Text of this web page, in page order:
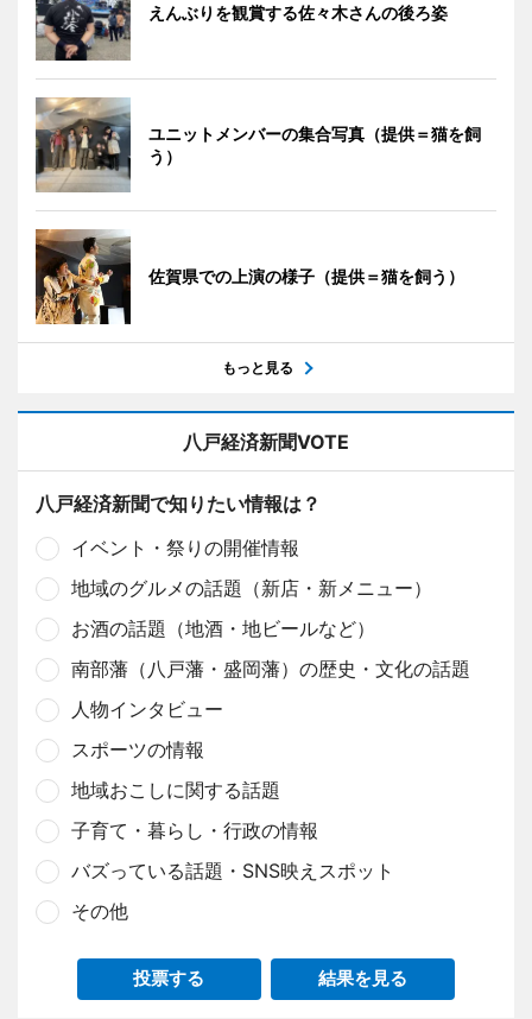
えんぶりを観賞する佐々木さんの後ろ姿
ユニットメンバーの集合写真（提供＝猫を飼
う）
佐賀県での上演の様子（提供＝猫を飼う）
もっと見る
八戸経済新聞VOTE
八戸経済新聞で知りたい情報は？
イベント・祭りの開催情報
地域のグルメの話題（新店・新メニュー）
お酒の話題（地酒・地ビールなど）
南部藩（八戸藩・盛岡藩）の歴史・文化の話題
人物インタビュー
スポーツの情報
地域おこしに関する話題
子育て・暮らし・行政の情報
バズっている話題・SNS映えスポット
その他
投票する 結果を見る